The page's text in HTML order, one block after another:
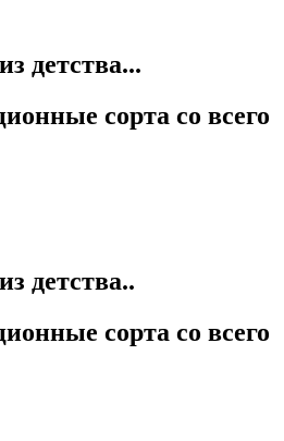
детства...
сорта со всего
детства..
сорта со всего